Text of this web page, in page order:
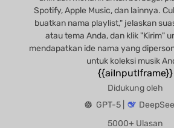
Spotify, Apple Music, dan lainnya.
buatkan nama playlist," jelaskan
atau tema Anda, dan klik "Kirim"
mendapatkan ide nama yang
untuk koleksi musik
{{aiInputIframe}}